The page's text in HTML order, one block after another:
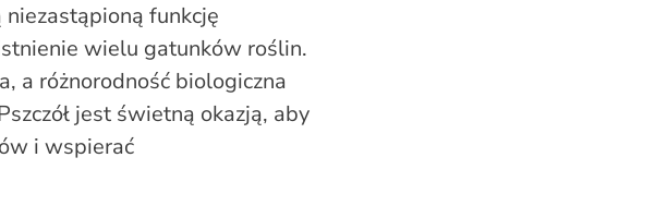
niezastąpioną funkcję
wielu gatunków roślin.
a różnorodność biologiczna
jest świetną okazją, aby
i wspierać